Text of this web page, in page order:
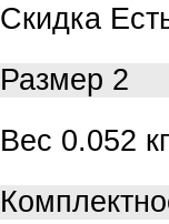
Скидка
Размер 2
Вес 0.052 кг